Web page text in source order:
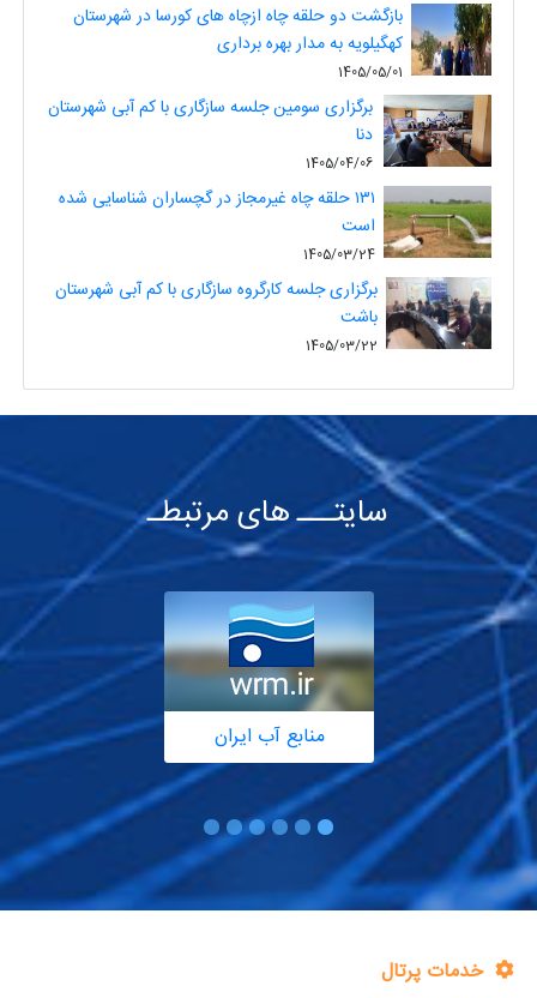
بازگشت دو حلقه چاه ازچاه های کورسا در شهرستان
کهگیلویه به مدار بهره برداری
1405/05/01
برگزاری سومین جلسه سازگاری با کم آبی شهرستان
دنا
1405/04/06
۱۳۱ حلقه چاه غیرمجاز در گچساران شناسایی شده
است
1405/03/24
برگزاری جلسه کارگروه سازگاری با کم آبی شهرستان
باشت
1405/03/22
سایتـــ های مرتبطـ
منابع آب ایران
خدمات پرتال